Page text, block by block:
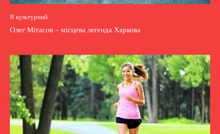
Я культурний
Олег Мітасов – місцева легенда Харкова